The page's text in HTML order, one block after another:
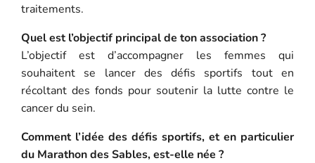
traitements.
Quel est l’objectif principal de ton association ?
L’objectif est d’accompagner les femmes qui
souhaitent se lancer des défis sportifs tout en
récoltant des fonds pour soutenir la lutte contre le
cancer du sein.
Comment l’idée des défis sportifs, et en particulier
du Marathon des Sables, est-elle née ?